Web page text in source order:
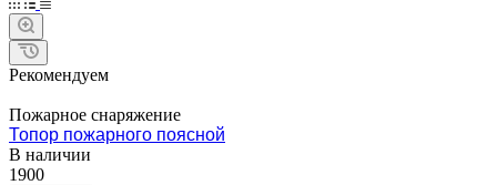
Рекомендуем
Пожарное снаряжение
Топор пожарного поясной
В наличии
1900